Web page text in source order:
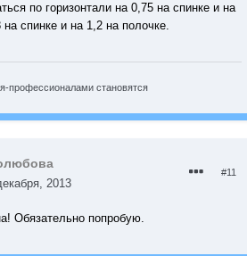
по горизонтали на 0,75 на спинке и на
спинке и на 1,2 на полочке.
профессионалами становятся
2013
#11
Обязательно попробую.